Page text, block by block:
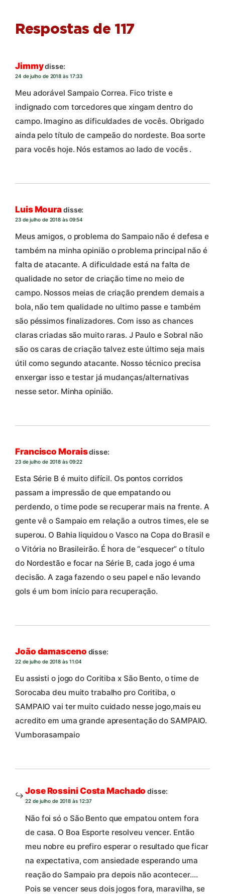
Respostas de 117
Jimmydisse:
24 de julho de 2018 às 17:33
Meu adorável Sampaio Correa. Fico triste e
indignado com torcedores que xingam dentro do
campo. Imagino as dificuldades de vocês. Obrigado
ainda pelo título de campeão do nordeste. Boa sorte
para vocês hoje. Nós estamos ao lado de vocês .
Luis Mouradisse:
23 de julho de 2018 às 09:54
Meus amigos, o problema do Sampaio não é defesa e
também na minha opinião o problema principal não é
falta de atacante. A dificuldade está na falta de
qualidade no setor de criação time no meio de
campo. Nossos meias de criação prendem demais a
bola, não tem qualidade no ultimo passe e também
são péssimos finalizadores. Com isso as chances
claras criadas são muito raras. J Paulo e Sobral não
são os caras de criação talvez este último seja mais
útil como segundo atacante. Nosso técnico precisa
enxergar isso e testar já mudanças/alternativas
nesse setor. Minha opinião.
Francisco Moraisdisse:
23 de julho de 2018 às 09:22
Esta Série B é muito difícil. Os pontos corridos
passam a impressão de que empatando ou
perdendo, o time pode se recuperar mais na frente. A
gente vê o Sampaio em relação a outros times, ele se
superou. O Bahia liquidou o Vasco na Copa do Brasil e
o Vitória no Brasileirão. É hora de “esquecer” o título
do Nordestão e focar na Série B, cada jogo é uma
decisão. A zaga fazendo o seu papel e não levando
gols é um bom início para recuperação.
João damasceno disse:
22 de julho de 2018 às 11:04
Eu assisti o jogo do Coritiba x São Bento, o time de
Sorocaba deu muito trabalho pro Coritiba, o
SAMPAIO vai ter muito cuidado nesse jogo,mais eu
acredito em uma grande apresentação do SAMPAIO.
Vumborasampaio
Jose Rossini Costa Machado disse:
22 de julho de 2018 às 12:37
Não foi só o São Bento que empatou ontem fora
de casa. O Boa Esporte resolveu vencer. Então
meu nobre eu prefiro esperar o resultado que ficar
na expectativa, com ansiedade esperando uma
reação do Sampaio pra depois não acontecer….
Pois se vencer seus dois jogos fora, maravilha, se